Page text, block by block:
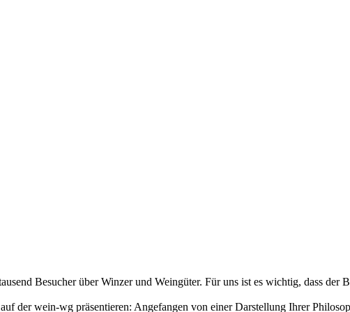
Besucher über Winzer und Weingüter. Für uns ist es wichtig, dass
der wein-wg präsentieren: Angefangen von einer Darstellung Ihrer